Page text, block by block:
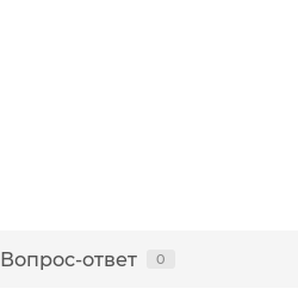
Вопрос-ответ 0